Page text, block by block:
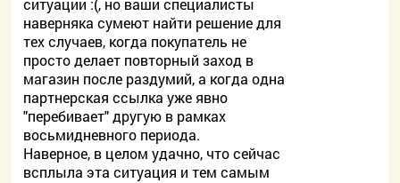
ситуации :(, но ваши специалисты
наверняка сумеют найти решение для
тех случаев, когда покупатель не
просто делает повторный заход в
магазин после раздумий, а когда одна
партнерская ссылка уже явно
"перебивает" другую в рамках
восьмидневного периода.
Наверное, в целом удачно, что сейчас
всплыла эта ситуация и тем самым